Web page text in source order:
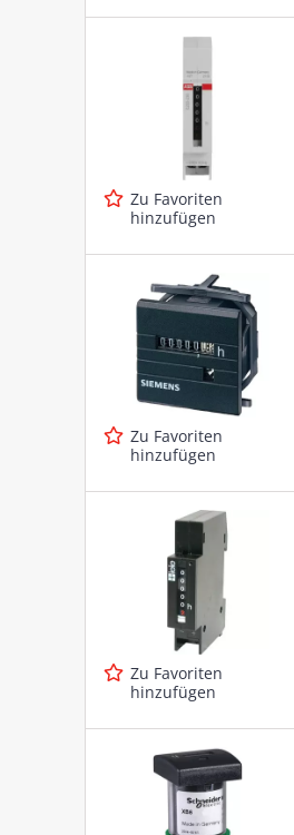
Zu Favoriten
hinzufügen
Zu Favoriten
hinzufügen
Zu Favoriten
hinzufügen